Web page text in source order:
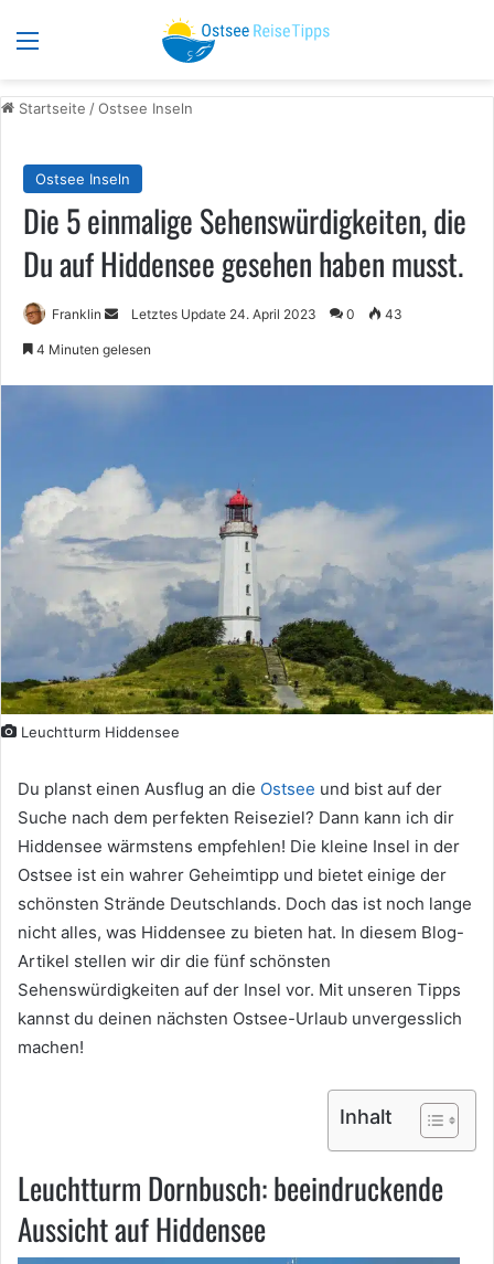
Menü
Startseite /Ostsee Inseln
Ostsee Inseln
Die 5 einmalige Sehenswürdigkeiten, die
Du auf Hiddensee gesehen haben musst.
Franklin
Sende
Letztes Update 24. April 2023 0 43
4 Minuten gelesen
Leuchtturm Hiddensee
Du planst einen Ausflug an die Ostsee und bist auf der
Suche nach dem perfekten Reiseziel? Dann kann ich dir
Hiddensee wärmstens empfehlen! Die kleine Insel in der
Ostsee ist ein wahrer Geheimtipp und bietet einige der
schönsten Strände Deutschlands. Doch das ist noch lange
nicht alles, was Hiddensee zu bieten hat. In diesem Blog-
Artikel stellen wir dir die fünf schönsten
Sehenswürdigkeiten auf der Insel vor. Mit unseren Tipps
kannst du deinen nächsten Ostsee-Urlaub unvergesslich
machen!
Inhalt
Leuchtturm Dornbusch: beeindruckende
Aussicht auf Hiddensee